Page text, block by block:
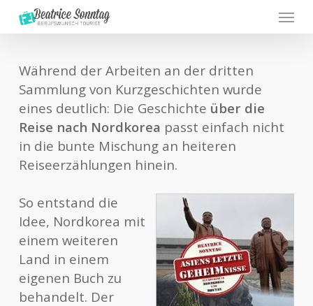
Menu
Während der Arbeiten an der dritten
Sammlung von Kurzgeschichten wurde
eines deutlich: Die Geschichte über die
Reise nach Nordkorea passt einfach nicht
in die bunte Mischung an heiteren
Reiseerzählungen hinein.
So entstand die
Idee, Nordkorea mit
einem weiteren
Land in einem
eigenen Buch zu
behandelt. Der